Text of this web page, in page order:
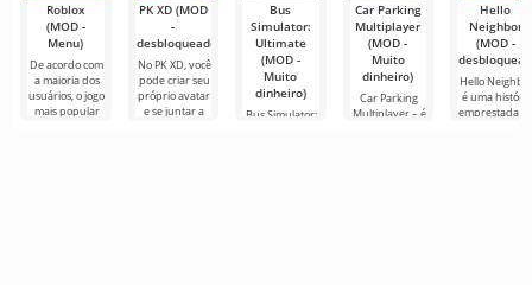
Roblox
(MOD -
Menu)
De acordo com
a maioria dos
usuários, o jogo
mais popular
PK XD (MOD
-
desbloqueado)
No PK XD, você
pode criar seu
próprio avatar
e se juntar a
Bus
Simulator:
Ultimate
(MOD -
Muito
dinheiro)
Bus Simulator:
Car Parking
Multiplayer
(MOD -
Muito
dinheiro)
Car Parking
Multiplayer – é
Hello
Neighbor
(MOD -
Hello
é uma história
emprestada